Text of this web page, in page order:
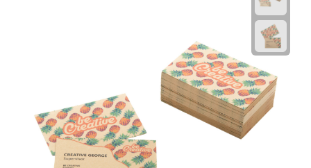
Veiligheidshamers
Veiligheidssets